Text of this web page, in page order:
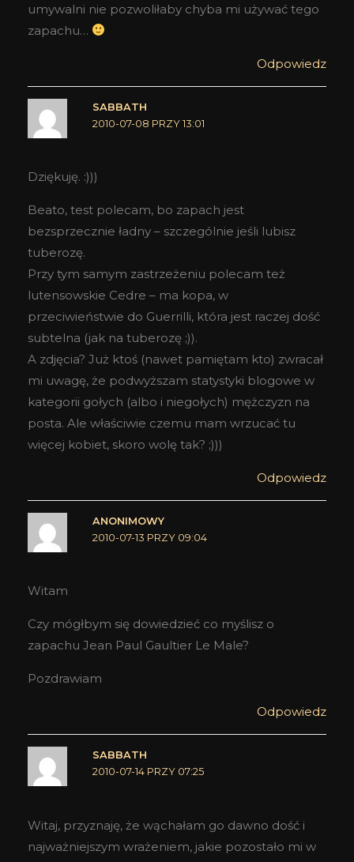
umywalni nie pozwoliłaby chyba mi używać tego
zapachu…
Odpowiedz
SABBATH
2010-07-08 PRZY 13:01
Dziękuję. :)))
Beato, test polecam, bo zapach jest
bezsprzecznie ładny – szczególnie jeśli lubisz
tuberozę.
Przy tym samym zastrzeżeniu polecam też
lutensowskie Cedre – ma kopa, w
przeciwieństwie do Guerrilli, która jest raczej dość
subtelna (jak na tuberozę ;)).
A zdjęcia? Już ktoś (nawet pamiętam kto) zwracał
mi uwagę, że podwyższam statystyki blogowe w
kategorii gołych (albo i niegołych) mężczyzn na
posta. Ale właściwie czemu mam wrzucać tu
więcej kobiet, skoro wolę tak? ;)))
Odpowiedz
ANONIMOWY
2010-07-13 PRZY 09:04
Witam
Czy mógłbym się dowiedzieć co myślisz o
zapachu Jean Paul Gaultier Le Male?
Pozdrawiam
Odpowiedz
SABBATH
2010-07-14 PRZY 07:25
Witaj, przyznaję, że wąchałam go dawno dość i
najważniejszym wrażeniem, jakie pozostało mi w